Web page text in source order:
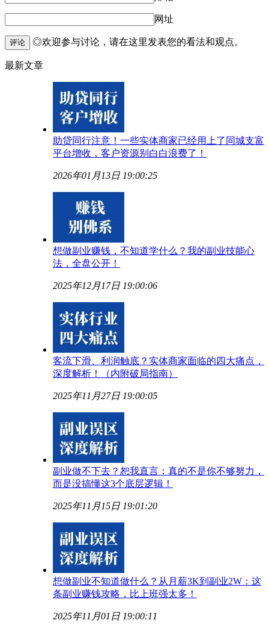
网址
评论 ◎欢迎参与讨论，请在这里发表您的看法和观点。
最新文章
助贷同行注意！一些实体商家已经用上了同城支富
平台增收，客户资源别白白浪费了！
2026年01月13日 19:00:25
想做副业赚钱，不知道学什么？我的副业技能心
法，全盘公开！
2025年12月17日 19:00:06
客流下滑、利润触底？实体商家面临的四大痛点，
深度解析！（内附破局指南）
2025年11月27日 19:00:05
副业做不下去？恕我直言：真的不是你不够努力，
而是没搞懂这3个底层逻辑！
2025年11月15日 19:01:20
想做副业不知道做什么？从月薪3K到副业2W：这
条副业赚钱攻略，比上班强太多！
2025年11月01日 19:00:11